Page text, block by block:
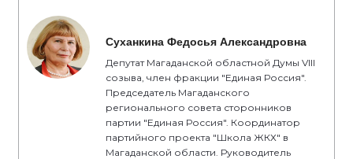
Суханкина Федосья Александровна
Депутат Магаданской областной Думы VIII
созыва, член фракции "Единая Россия".
Председатель Магаданского
регионального совета сторонников
партии "Единая Россия". Координатор
партийного проекта "Школа ЖКХ" в
Магаданской области. Руководитель